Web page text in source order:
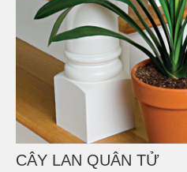
CÂY LAN QUÂN TỬ